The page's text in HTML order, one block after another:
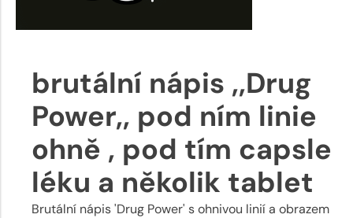
brutální nápis ,,Drug
Power,, pod ním linie
ohně , pod tím capsle
léku a několik tablet
Brutální nápis 'Drug Power' s ohnivou linií a obrazem